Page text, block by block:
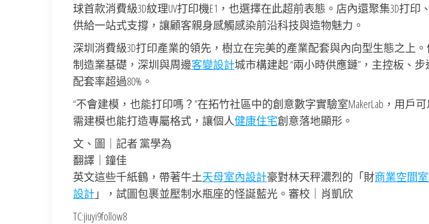
球首款消費級3D紋理UV打印機E1，也選擇在此超前表態。店內還聚集3D打印
供給一站式支撐，讓顧客親身感觸感染前沿科技與造物魅力。
深圳消費級3D打印產業的領先，樹立在完美的產業配套與內向型生態之上
制造業基礎，深圳與周邊客變設計城市構建起 “兩小時供應鏈”，主控板、
配套率超過80%。
“不會建模，也能打印嗎？”在拓竹社區中的創意數字實驗室MakerLab，用戶
需建模也能打造專屬格式，讓個人健康住宅創意落地顯形。
文、圖｜記者 黨學為
翻譯｜鐘佳
英文這些千紙鶴，帶著牛土天母室內設計豪對林天秤濃烈的「財商業空間
設計 」，試圖包裹並壓制水瓶座的怪誕藍光。審校｜肖凱欣
TC:jiuyi9follow8